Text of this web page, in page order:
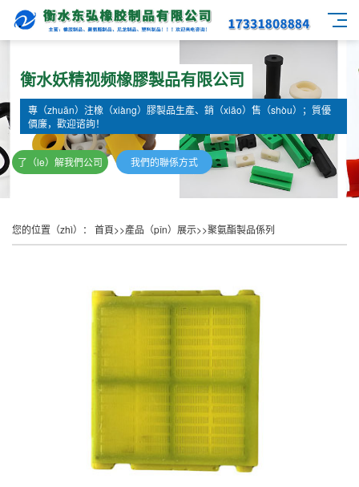
衡水妖精视频橡膠製品有限公司
專（zhuān）注橡（xiàng）膠製品生產、銷（xiāo）售（shòu）；質優
價廉，歡迎谘詢！
了（le）解我們公司 我們的聯係方式
您的位置（zhì）： 首頁>>產品（pǐn）展示>>聚氨酯製品係列